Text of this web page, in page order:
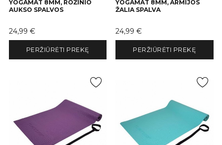
YOGAMAT 8MM, ROŽINIO
AUKSO SPALVOS
Kaina
24,99 €
PERŽIŪRĖTI PREKĘ
YOGAMAT 8MM, ARMIJOS
ŽALIA SPALVA
Kaina
24,99 €
PERŽIŪRĖTI PREKĘ